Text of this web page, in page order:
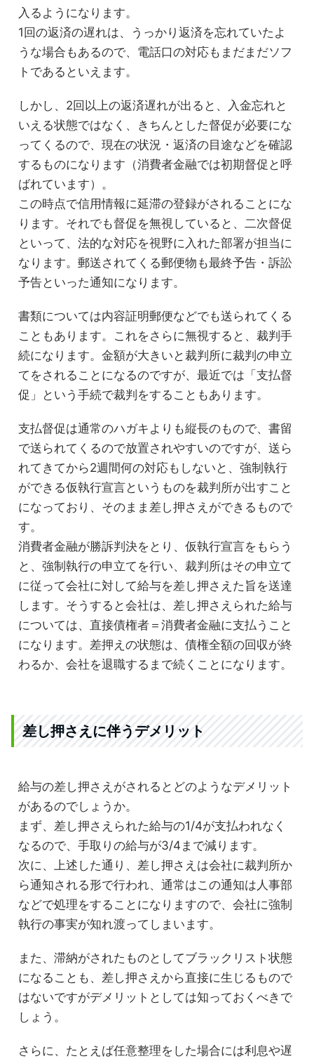
入るようになります。
1回の返済の遅れは、うっかり返済を忘れていたよ
うな場合もあるので、電話口の対応もまだまだソフ
トであるといえます。
しかし、2回以上の返済遅れが出ると、入金忘れと
いえる状態ではなく、きちんとした督促が必要にな
ってくるので、現在の状況・返済の目途などを確認
するものになります（消費者金融では初期督促と呼
ばれています）。
この時点で信用情報に延滞の登録がされることにな
ります。それでも督促を無視していると、二次督促
といって、法的な対応を視野に入れた部署が担当に
なります。郵送されてくる郵便物も最終予告・訴訟
予告といった通知になります。
書類については内容証明郵便などでも送られてくる
こともあります。これをさらに無視すると、裁判手
続になります。金額が大きいと裁判所に裁判の申立
てをされることになるのですが、最近では「支払督
促」という手続で裁判をすることもあります。
支払督促は通常のハガキよりも縦長のもので、書留
で送られてくるので放置されやすいのですが、送ら
れてきてから2週間何の対応もしないと、強制執行
ができる仮執行宣言というものを裁判所が出すこと
になっており、そのまま差し押さえができるもので
す。
消費者金融が勝訴判決をとり、仮執行宣言をもらう
と、強制執行の申立てを行い、裁判所はその申立て
に従って会社に対して給与を差し押さえた旨を送達
します。そうすると会社は、差し押さえられた給与
については、直接債権者＝消費者金融に支払うこと
になります。差押えの状態は、債権全額の回収が終
わるか、会社を退職するまで続くことになります。
差し押さえに伴うデメリット
給与の差し押さえがされるとどのようなデメリット
があるのでしょうか。
まず、差し押さえられた給与の1/4が支払われなく
なるので、手取りの給与が3/4まで減ります。
次に、上述した通り、差し押さえは会社に裁判所か
ら通知される形で行われ、通常はこの通知は人事部
などで処理をすることになりますので、会社に強制
執行の事実が知れ渡ってしまいます。
また、滞納がされたものとしてブラックリスト状態
になることも、差し押さえから直接に生じるもので
はないですがデメリットとしては知っておくべきで
しょう。
さらに、たとえば任意整理をした場合には利息や遅